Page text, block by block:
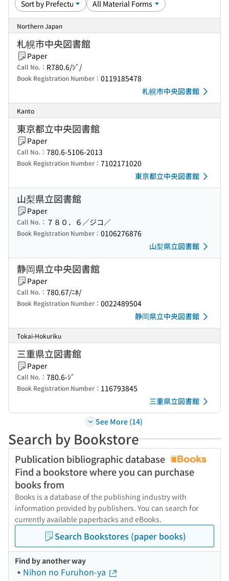
Northern Japan
札幌市中央図書館
Paper
Call No.： R780.6/ｼﾞ/
Book Registration Number： 0119185478
札幌市中央図書館
Kanto
東京都立中央図書館
Paper
Call No.： 780.6-5106-2013
Book Registration Number： 7102171020
東京都立中央図書館
山梨県立図書館
Paper
Call No.： ７８０．６／ジコ／
Book Registration Number： 0106276876
山梨県立図書館
静岡県立中央図書館
Paper
Call No.： 780.67/ﾆﾎ/
Book Registration Number： 0022489504
静岡県立中央図書館
Tokai-Hokuriku
三重県立図書館
Paper
Call No.： 780.6-ｼﾞ
Book Registration Number： 116793845
三重県立図書館
See More (14)
Search by Bookstore
Publication bibliographic database
Find a bookstore where you can purchase
books from
Books is a database of the publishing industry with
information provided by publishers. You can search for
currently available paperbacks and eBooks.
Search Bookstores (paper books)
Find by another way
Nihon no Furuhon-ya